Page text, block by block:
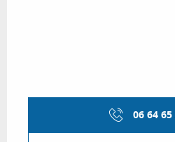
06 64 65